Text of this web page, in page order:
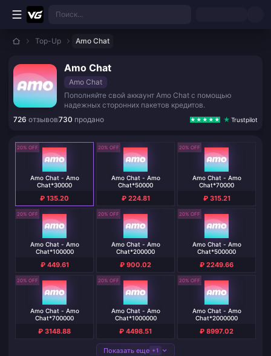
Перейти к основному контенту
Поиск...
Top-Up Amo Chat
Amo Chat
Amo Chat
Пополняйте свой аккаунт Amo Chat с помощью
надежных сторонних пакетов кредитов.
726 отзывов730 продано Trustpilot
20% OFF
Amo Chat - Amo
Chat*30000
₽ 135.20
20% OFF
Amo Chat - Amo
Chat*50000
₽ 224.81
20% OFF
Amo Chat - Amo
Chat*70000
₽ 315.21
20% OFF
Amo Chat - Amo
Chat*100000
₽ 449.61
20% OFF
Amo Chat - Amo
Chat*200000
₽ 900.02
20% OFF
Amo Chat - Amo
Chat*500000
₽ 2249.66
20% OFF
Amo Chat - Amo
Chat*700000
₽ 3148.88
20% OFF
Amo Chat - Amo
Chat*1000000
₽ 4498.51
20% OFF
Amo Chat - Amo
Chat*2000000
₽ 8997.02
Показать еще +1